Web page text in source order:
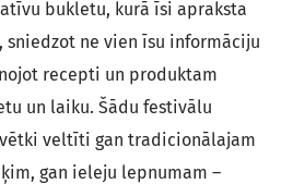
bukletu, kurā īsi apraksta
ne vien īsu informāciju
recepti un produktam
un laiku. Šādu festivālu
veltīti gan tradicionālajam
gan ieleju lepnumam –